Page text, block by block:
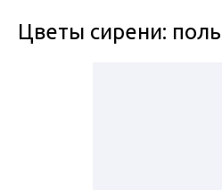
Цветы сирени: